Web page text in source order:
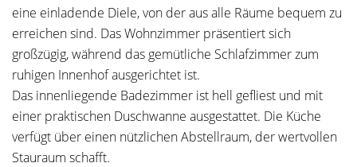
eine einladende Diele, von der aus alle Räume bequem zu
erreichen sind. Das Wohnzimmer präsentiert sich
großzügig, während das gemütliche Schlafzimmer zum
ruhigen Innenhof ausgerichtet ist.
Das innenliegende Badezimmer ist hell gefliest und mit
einer praktischen Duschwanne ausgestattet. Die Küche
verfügt über einen nützlichen Abstellraum, der wertvollen
Stauraum schafft.